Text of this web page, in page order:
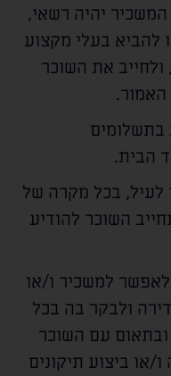
יהיה רשאי,
להביא בעלי מקצוע
ולחייב את השוכר
האמור.
בתשלומים
הבית.
לעיל, בכל מקרה של
השוכר להודיע
למשכיר ו/או
ולבקר בה בכל
עם השוכר
או ביצוע תיקונים